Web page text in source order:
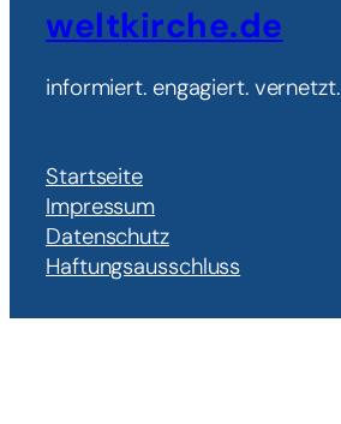
weltkirche.de
informiert. engagiert. vernetzt.
Startseite
Impressum
Datenschutz
Haftungsausschluss